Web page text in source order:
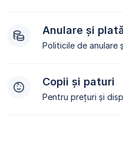
Anulare și
Politicile de anulare
Copii și paturi
Pentru prețuri și